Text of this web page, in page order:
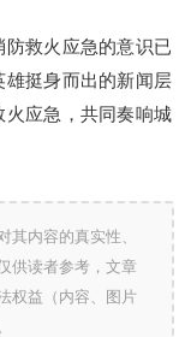
救火应急的意识已
挺身而出的新闻层
应急，共同奏响城
内容的真实性、
供读者参考，文章
权益（内容、图片